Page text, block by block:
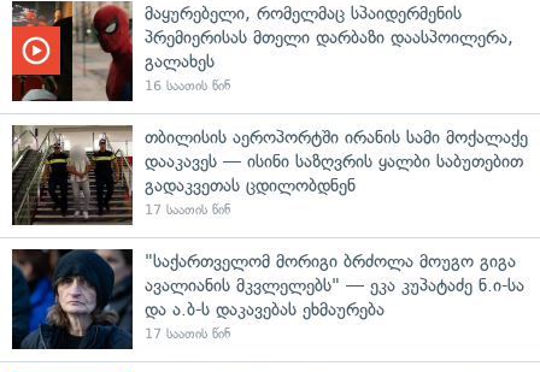
მაყურებელი, რომელმაც სპაიდერმენის
პრემიერისას მთელი დარბაზი დაასპოილერა,
გალახეს
16 საათის წინ
თბილისის აეროპორტში ირანის სამი მოქალაქე
დააკავეს — ისინი საზღვრის ყალბი საბუთებით
გადაკვეთას ცდილობდნენ
17 საათის წინ
"საქართველომ მორიგი ბრძოლა მოუგო გიგა
ავალიანის მკვლელებს" — ეკა კუპატაძე ნ.ი-სა
და ა.ბ-ს დაკავებას ეხმაურება
17 საათის წინ